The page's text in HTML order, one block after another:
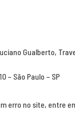
Gualberto,
– São Paulo – SP
erro no site, entre